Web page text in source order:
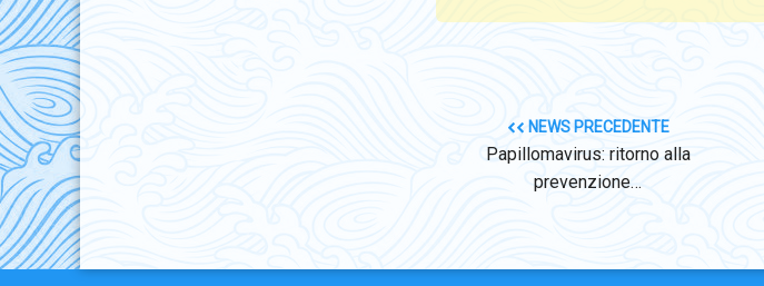
NEWS PRECEDENTE
Papillomavirus: ritorno alla
prevenzione…